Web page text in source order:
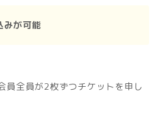
みが可能
員全員が2枚ずつチケットを申し